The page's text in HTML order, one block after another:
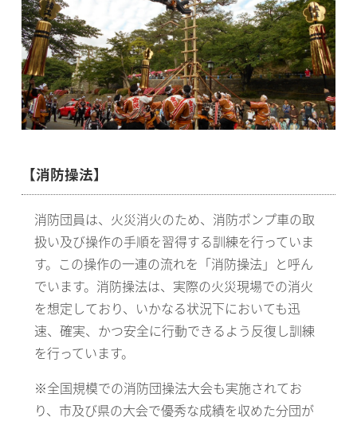
【消防操法】
消防団員は、火災消火のため、消防ポンプ車の取
扱い及び操作の手順を習得する訓練を行っていま
す。この操作の一連の流れを「消防操法」と呼ん
でいます。消防操法は、実際の火災現場での消火
を想定しており、いかなる状況下においても迅
速、確実、かつ安全に行動できるよう反復し訓練
を行っています。
※全国規模での消防団操法大会も実施されてお
り、市及び県の大会で優秀な成績を収めた分団が